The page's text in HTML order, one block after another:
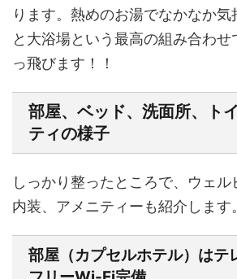
ります。熱めのお湯でなかなか
と大浴場という最高の組み合わ
っ飛びます！！
部屋、ベッド、洗面所、ト
ティの様子
しっかり整ったところで、ウェ
内装、アメニティーも紹介します。
部屋（カプセルホテル）はテ